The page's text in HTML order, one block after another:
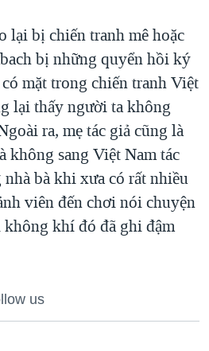
lại bị chiến tranh mê hoặc
bị những quyển hồi ký
mặt trong chiến tranh Việt
lại thấy người ta không
ra, mẹ tác giả cũng là
không sang Việt Nam tác
bà khi xưa có rất nhiều
viên đến chơi nói chuyện
không khí đó đã ghi đậm
us